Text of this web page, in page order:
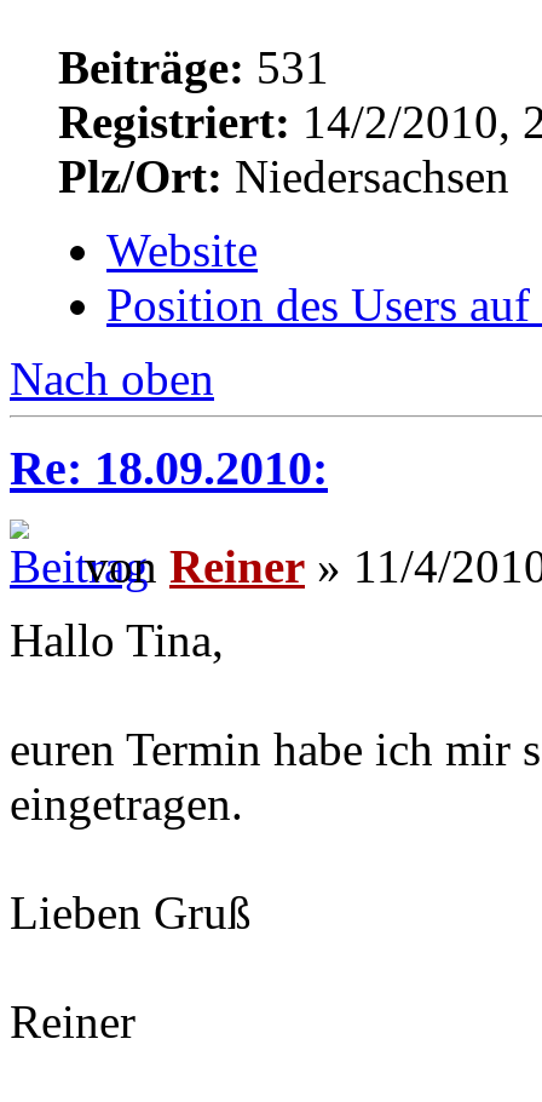
Beiträge: 531
Registriert: 14/2/2010,
Plz/Ort: Niedersachsen
Website
Position des Users
Nach oben
Re: 18.09.2010:
von Reiner » 11/4/
Hallo Tina,
euren Termin habe ich mir
eingetragen.
Lieben Gruß
Reiner